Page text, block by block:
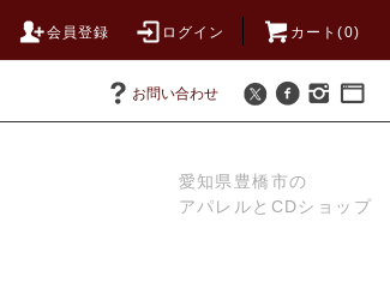
会員登録 ログイン カート(0)
お問い合わせ
愛知県豊橋市の
アパレルとCDショップ